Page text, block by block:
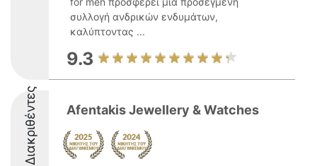
συλλογή ανδρικών ενδυμάτων,
καλύπτοντας ...
9.3
Διακριθέντες Afentakis Jewellery & Watches